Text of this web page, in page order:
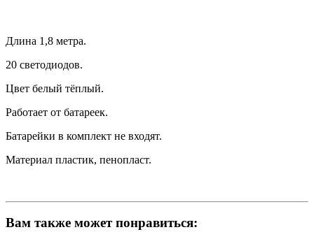
Длина 1,8 метра.
20 светодиодов.
Цвет белый тёплый.
Работает от батареек.
Батарейки в комплект не входят.
Материал пластик, пенопласт.
Вам также может понравиться: